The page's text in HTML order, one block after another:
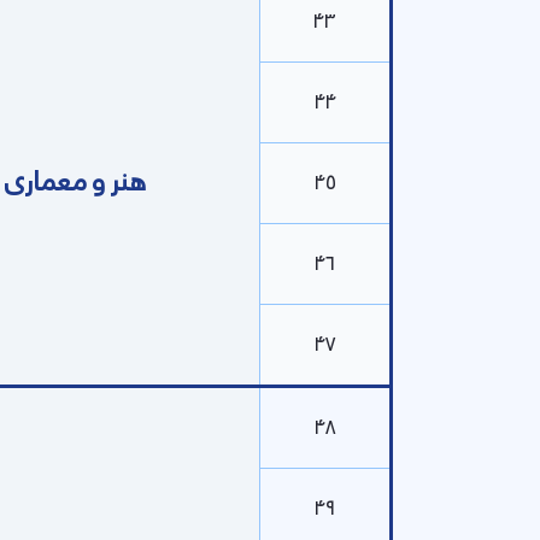
۴۳
هنر و معماری
۴۴
۴۵
۴۶
۴۷
۴۸
۴۹